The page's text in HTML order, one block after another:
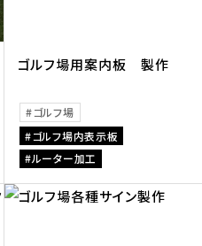
ゴルフ場用案内板 製作
ゴルフ場
ゴルフ場内表示板
ルーター加工